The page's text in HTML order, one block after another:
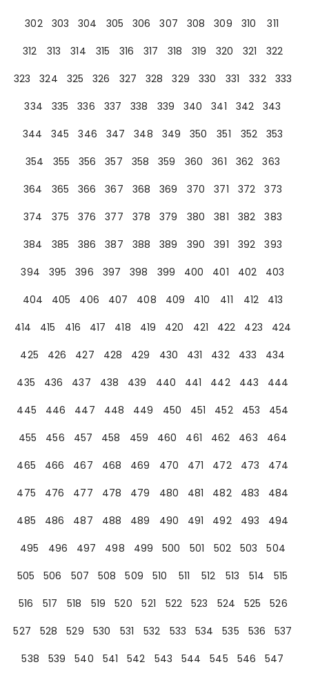
302
303 304 305 306 307 308 309 310
311
312
313 314 315 316 317 318 319 320 321
322
323
324 325 326 327 328 329 330 331 332
333
334
335 336 337 338 339 340 341 342
343
344
345 346 347 348 349 350 351 352
353
354
355 356 357 358 359 360 361 362
363
364
365 366 367 368 369 370 371 372
373
374
375 376 377 378 379 380 381 382
383
384
385 386 387 388 389 390 391 392
393
394
395 396 397 398 399 400 401 402
403
404
405 406 407 408 409 410 411 412
413
414
415 416 417 418 419 420 421 422 423
424
425
426 427 428 429 430 431 432 433
434
435
436 437 438 439 440 441 442 443
444
445
446 447 448 449 450 451 452 453
454
455
456 457 458 459 460 461 462 463
464
465
466 467 468 469 470 471 472 473
474
475
476 477 478 479 480 481 482 483
484
485
486 487 488 489 490 491 492 493
494
495
496 497 498 499 500 501 502 503
504
505
506 507 508 509 510 511 512 513 514
515
516
517 518 519 520 521 522 523 524 525
526
527
528 529 530 531 532 533 534 535 536
537
538
539 540 541 542 543 544 545 546
547